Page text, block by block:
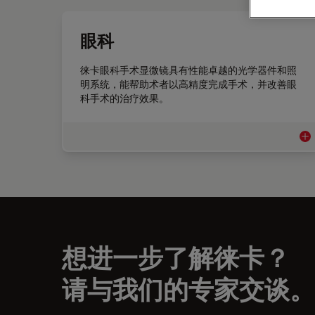
眼科
徕卡眼科手术显微镜具有性能卓越的光学器件和照
明系统，能帮助术者以高精度完成手术，并改善眼
科手术的治疗效果。
眼
想进一步了解徕卡？
请与我们的专家交谈。